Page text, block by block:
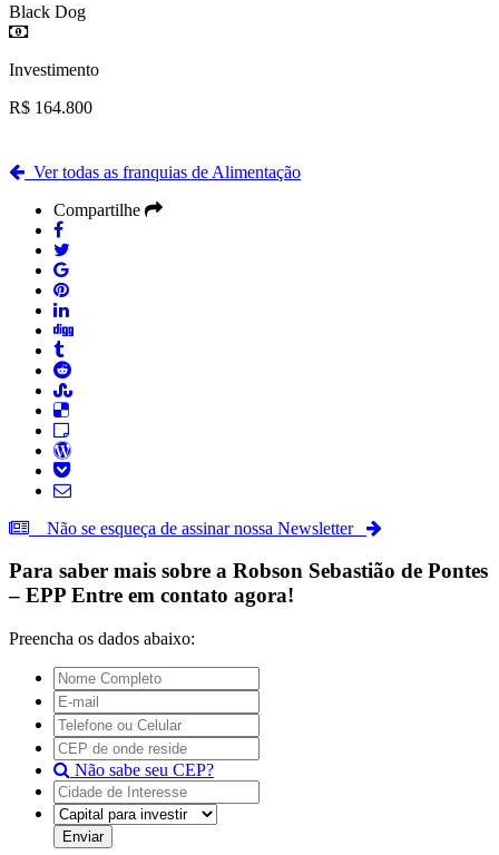
Black Dog
Investimento
R$ 164.800
Ver todas as franquias de Alimentação
Compartilhe
Não se esqueça de assinar nossa Newsletter
Para saber mais sobre a Robson Sebastião de Pontes
– EPP Entre em contato agora!
Preencha os dados abaixo:
Não sabe seu CEP?